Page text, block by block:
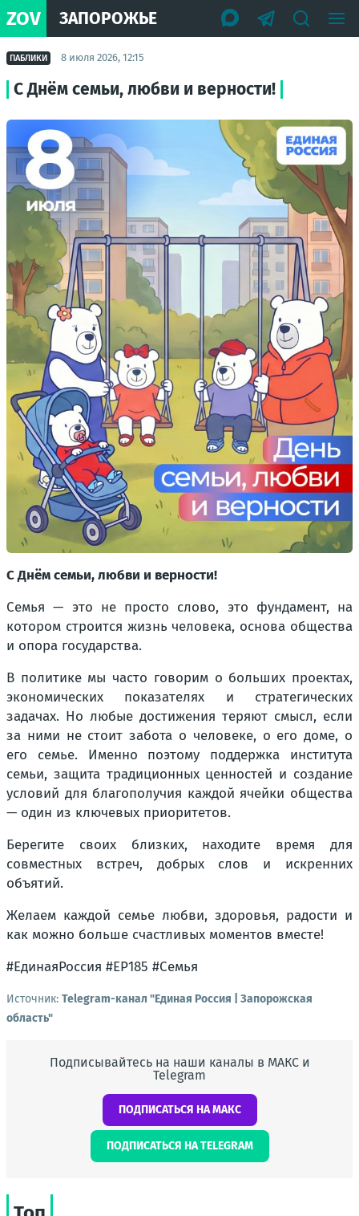
ZOV ЗАПОРОЖЬЕ
ПАБЛИКИ 8 июля 2026, 12:15
С Днём семьи, любви и верности!
С Днём семьи, любви и верности!
Семья — это не просто слово, это фундамент, на
котором строится жизнь человека, основа общества
и опора государства.
В политике мы часто говорим о больших проектах,
экономических показателях и стратегических
задачах. Но любые достижения теряют смысл, если
за ними не стоит забота о человеке, о его доме, о
его семье. Именно поэтому поддержка института
семьи, защита традиционных ценностей и создание
условий для благополучия каждой ячейки общества
— один из ключевых приоритетов.
Берегите своих близких, находите время для
совместных встреч, добрых слов и искренних
объятий.
Желаем каждой семье любви, здоровья, радости и
как можно больше счастливых моментов вместе!
#ЕдинаяРоссия #ЕР185 #Семья
Источник: Telegram-канал "Единая Россия | Запорожская
область"
Подписывайтесь на наши каналы в МАКС и
Telegram
ПОДПИСАТЬСЯ НА МАКС
ПОДПИСАТЬСЯ НА TELEGRAM